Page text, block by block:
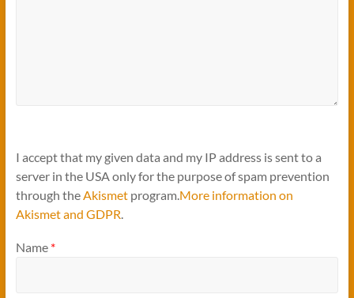
I accept that my given data and my IP address is sent to a
server in the USA only for the purpose of spam prevention
through theAkismetprogram.More information on
Akismet and GDPR.
Name *